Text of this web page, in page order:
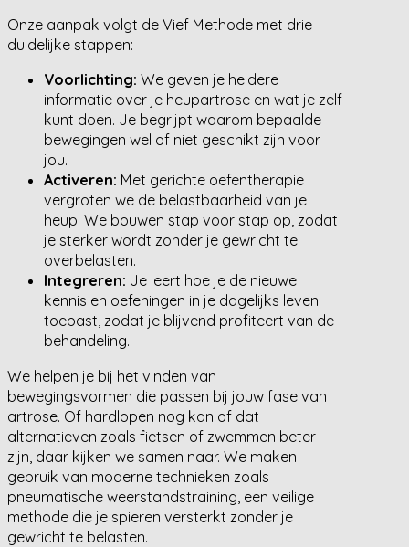
Onze aanpak volgt de Vief Methode met drie
duidelijke stappen:
Voorlichting: We geven je heldere
informatie over je heupartrose en wat je zelf
kunt doen. Je begrijpt waarom bepaalde
bewegingen wel of niet geschikt zijn voor
jou.
Activeren: Met gerichte oefentherapie
vergroten we de belastbaarheid van je
heup. We bouwen stap voor stap op, zodat
je sterker wordt zonder je gewricht te
overbelasten.
Integreren: Je leert hoe je de nieuwe
kennis en oefeningen in je dagelijks leven
toepast, zodat je blijvend profiteert van de
behandeling.
We helpen je bij het vinden van
bewegingsvormen die passen bij jouw fase van
artrose. Of hardlopen nog kan of dat
alternatieven zoals fietsen of zwemmen beter
zijn, daar kijken we samen naar. We maken
gebruik van moderne technieken zoals
pneumatische weerstandstraining, een veilige
methode die je spieren versterkt zonder je
gewricht te belasten.